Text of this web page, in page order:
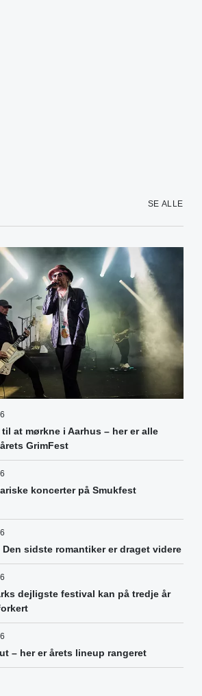
SE ALLE
at mørkne i Aarhus – her er alle
GrimFest
koncerter på Smukfest
sidste romantiker er draget videre
dejligste festival kan på tredje år
– her er årets lineup rangeret